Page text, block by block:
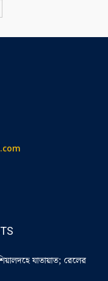
যাতায়াত; রেলের